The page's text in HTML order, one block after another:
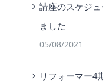
講座のスケジ
ました
05/08/2021
リフォーマー4